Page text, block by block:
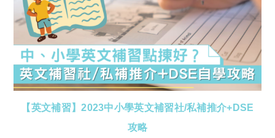
【英文補習】2023中小學英文補習社/私補推介+DSE
攻略